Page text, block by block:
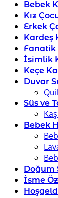
Bebek
Kız
Erkek
Kardeş
Fanatik
İsimlik
Keçe
Duvar
Süs ve
Bebek
Doğum
İsme